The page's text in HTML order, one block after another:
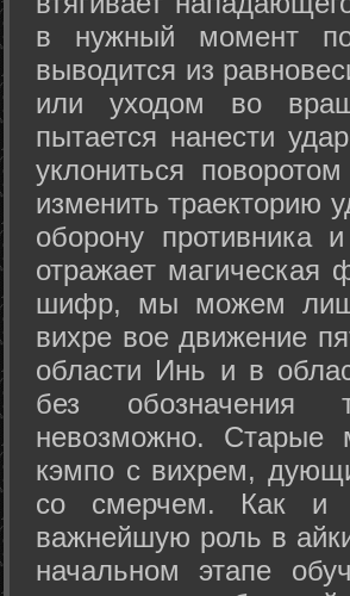
в нужный момент по
выводится из
или уходом во
пытается нанести
уклониться
изменить траекторию
оборону противника
отражает магическая
шифр, мы можем лишь
вихре вое движение
области Инь и в
без обозначения
невозможно. Старые
кэмпо с вихрем,
со смерчем. Как и
важнейшую роль в
начальном этапе